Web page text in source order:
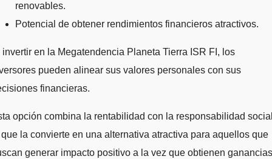
renovables.
Potencial de obtener rendimientos financieros atractivos.
invertir en la Megatendencia Planeta Tierra ISR FI, los
pueden alinear sus valores personales con sus
financieras.
opción combina la rentabilidad con la responsabilidad
la convierte en una alternativa atractiva para aquellos que
generar impacto positivo a la vez que obtienen